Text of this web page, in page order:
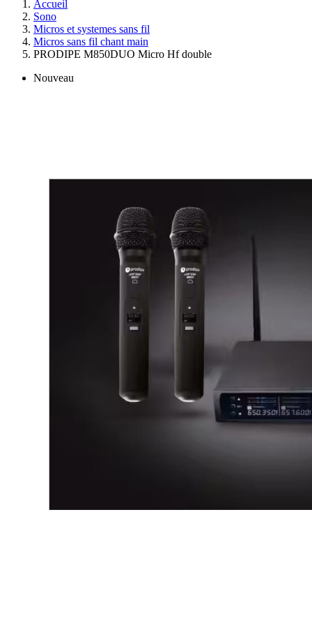
Accueil
Sono
Micros et systemes sans fil
Micros sans fil chant main
PRODIPE M850DUO Micro Hf double
Nouveau